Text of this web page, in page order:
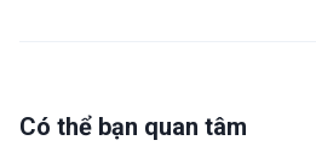
Có thể bạn quan tâm